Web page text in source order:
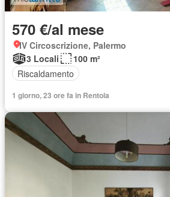
570 €/al mese
IV Circoscrizione, Palermo
3 Locali
100 m²
Riscaldamento
1 giorno, 23 ore fa in Rentola